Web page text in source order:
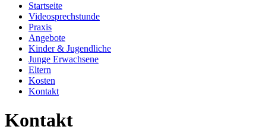
Startseite
Videosprechstunde
Praxis
Angebote
Kinder & Jugendliche
Junge Erwachsene
Eltern
Kosten
Kontakt
Kontakt